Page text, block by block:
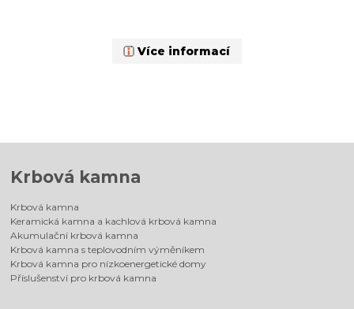
Více informací
Krbová kamna
Krbová kamna
Keramická kamna a kachlová krbová kamna
Akumulační krbová kamna
Krbová kamna s teplovodním výměníkem
Krbová kamna pro nízkoenergetické domy
Příslušenství pro krbová kamna